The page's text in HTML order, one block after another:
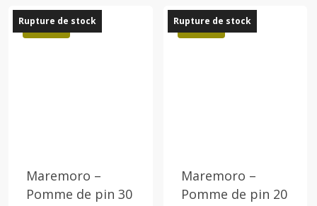
Rupture de stock
Promo !
Maremoro –
Pomme de pin 30
Rupture de stock
Promo !
Maremoro –
Pomme de pin 20